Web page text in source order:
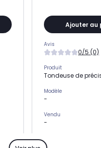
Ajouter au
Avis
0/5 (0)
Produit
Tondeuse de
Modèle
-
Vendu
-
Rasoir électrique